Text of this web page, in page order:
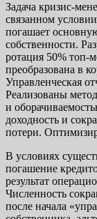
Задача кризис-
связанном
погашает
собственности.
ротация 50% топ-
преобразована в
Управленческая
Реализованы
и
доходность и
потери.
В условиях
погашение
результат
Численность
после начала